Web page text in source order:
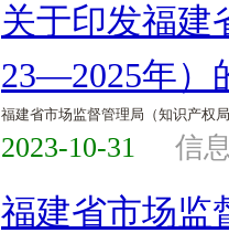
关于印发福建
23—2025年）
福建省市场监督管理局（知识产权
2023-10-31 信
福建省市场监